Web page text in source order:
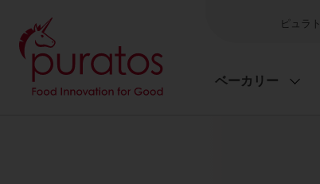
ピュラ
ベーカリー